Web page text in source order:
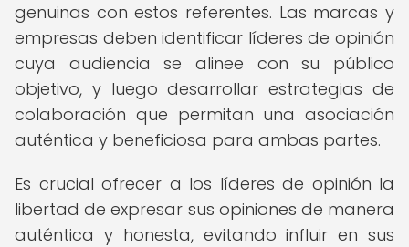
genuinas con estos referentes. Las marcas y
empresas deben identificar líderes de opinión
cuya audiencia se alinee con su público
objetivo, y luego desarrollar estrategias de
colaboración que permitan una asociación
auténtica y beneficiosa para ambas partes.
Es crucial ofrecer a los líderes de opinión la
libertad de expresar sus opiniones de manera
auténtica y honesta, evitando influir en sus